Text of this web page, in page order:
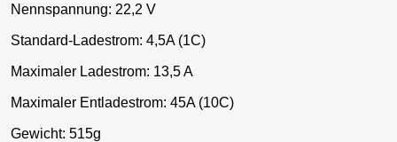
Nennspannung: 22,2 V
Standard-Ladestrom: 4,5A (1C)
Maximaler Ladestrom: 13,5 A
Maximaler Entladestrom: 45A (10C)
Gewicht: 515g